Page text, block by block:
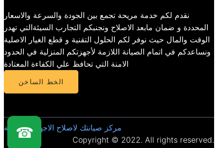
نقدم لكم خدمة مريحة تجمع بين الجودة والسرعة والاسعار
المحددة و ضمان مابعد الاصلاح ونجنبكم التجارب السيئةالتي تهدر
الوقت والمال حيث نوفر لكم الحلول التقنية و قطع الغيار الاصلية
ونساعدكم في اتمام الصيانة اللازمة لأجهزتكم المنزلية في الحدود
الامنة التي تحافظ علي الكفاءة المعتادة
الخط الساخن
مركز صيانتك لاصلاح الاجهزة المنزلية
Copyright © 2022. All rights reserved.
☎